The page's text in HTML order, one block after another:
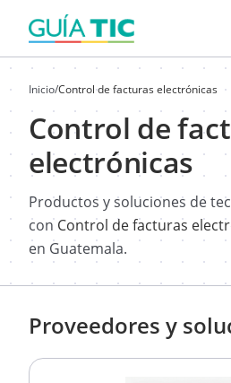
Inicio/Control de facturas electrónicas
Control de
electrónicas
Productos y soluciones de
conControl de facturas
en Guatemala.
Proveedores y